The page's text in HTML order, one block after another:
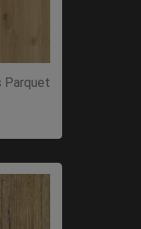
Parquet